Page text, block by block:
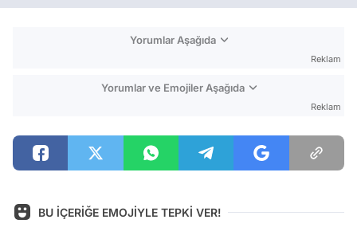
Yorumlar Aşağıda
Reklam
Yorumlar ve Emojiler Aşağıda
Reklam
BU İÇERİĞE EMOJİYLE TEPKİ VER!